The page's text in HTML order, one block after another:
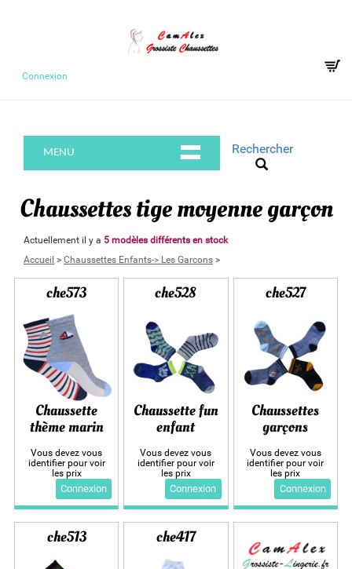
Connexion
MENU Rechercher
Chaussettes tige moyenne garçon
Actuellement il y a 5 modèles différents en stock
Accueil > Chaussettes Enfants-> Les Garcons >
che573
Chaussette
thème marin
Vous devez vous
identifier pour voir
les prix
Connexion
che528
Chaussette fun
enfant
Vous devez vous
identifier pour voir
les prix
Connexion
che527
Chaussettes
garçons
Vous devez vous
identifier pour voir
les prix
Connexion
che513 che417